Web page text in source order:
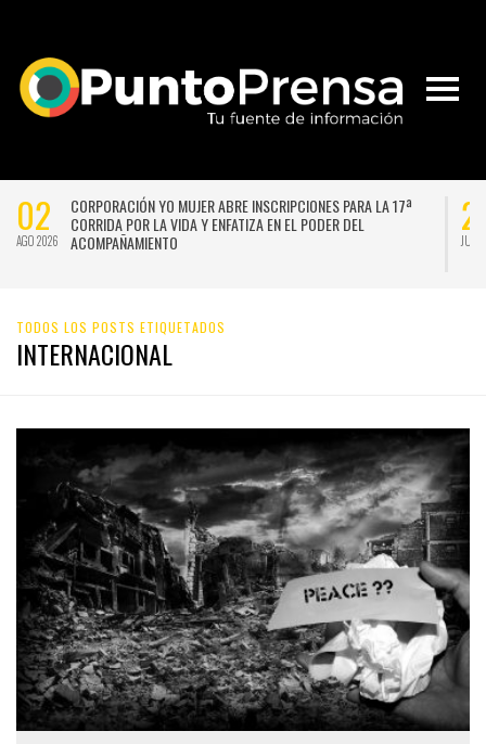
02
AGO 2026
CORPORACIÓN YO MUJER ABRE INSCRIPCIONES PARA LA 17ª
CORRIDA POR LA VIDA Y ENFATIZA EN EL PODER DEL
ACOMPAÑAMIENTO
JUL
TODOS LOS POSTS ETIQUETADOS
INTERNACIONAL